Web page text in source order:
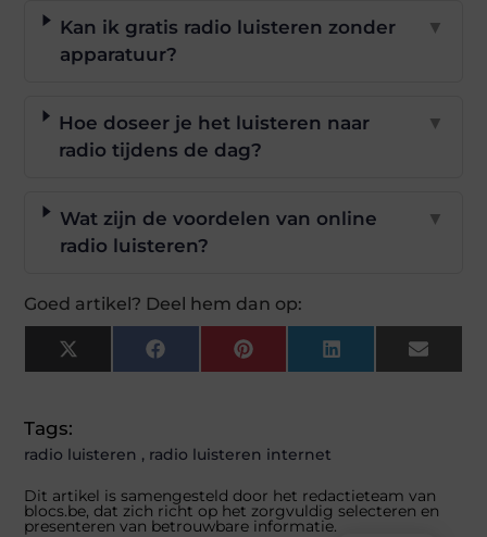
Kan ik gratis radio luisteren zonder
apparatuur?
▼
Hoe doseer je het luisteren naar
radio tijdens de dag?
▼
Wat zijn de voordelen van online
radio luisteren?
▼
Goed artikel? Deel hem dan op:
X
(Twitter)
FacebookPinterestLinkedInEmail
Tags:
radio luisteren , radio luisteren internet
Dit artikel is samengesteld door het redactieteam van
blocs.be, dat zich richt op het zorgvuldig selecteren en
presenteren van betrouwbare informatie.